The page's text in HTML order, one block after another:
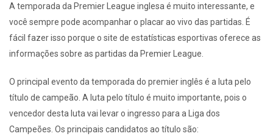
A temporada da Premier League inglesa é muito interessante, e
você sempre pode acompanhar o placar ao vivo das partidas. É
fácil fazer isso porque o site de estatísticas esportivas oferece as
informações sobre as partidas da Premier League.
O principal evento da temporada do premier inglês é a luta pelo
título de campeão. A luta pelo título é muito importante, pois o
vencedor desta luta vai levar o ingresso para a Liga dos
Campeões. Os principais candidatos ao título são: